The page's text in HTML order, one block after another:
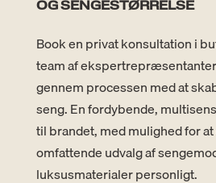
OG SENGESTØRRELSE
Book en privat konsultation i
team af
gennem processen med at
seng. En fordybende,
til brandet, med mulighed for
omfattende udvalg af
luksusmaterialer personligt.